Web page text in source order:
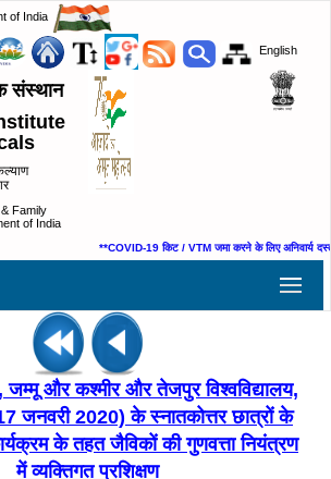
of India
English
संस्थान
Family
of India
**COVID-19 किट / VTM जमा करने के लिए अनिवार्य
जम्मू और कश्मीर और तेजपुर विश्वविद्यालय,
2020) के स्नातकोत्तर छात्रों के
के तहत जैविकों की गुणवत्ता नियंत्रण
में व्यक्तिगत प्रशिक्षण